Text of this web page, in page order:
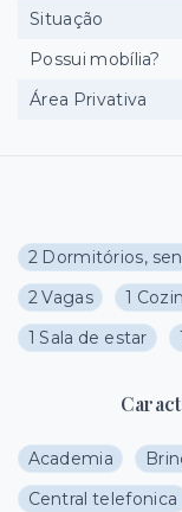
2 Dormitórios,
2 Vagas
1
1 Sala de estar
Academia
Central telefonica
Situação
Possui mobília?
Área Privativa